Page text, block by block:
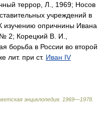
террор, Л., 1969; Носов
учреждений в
опричнины Ивана
2; Корецкий В. И.,
борьба в России во второй
лит. при ст. Иван IV
энциклопедия 1969—1978